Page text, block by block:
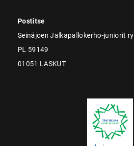
Postitse
Seinäjoen Jalkapallokerho-juniorit ry
PL 59149
01051 LASKUT